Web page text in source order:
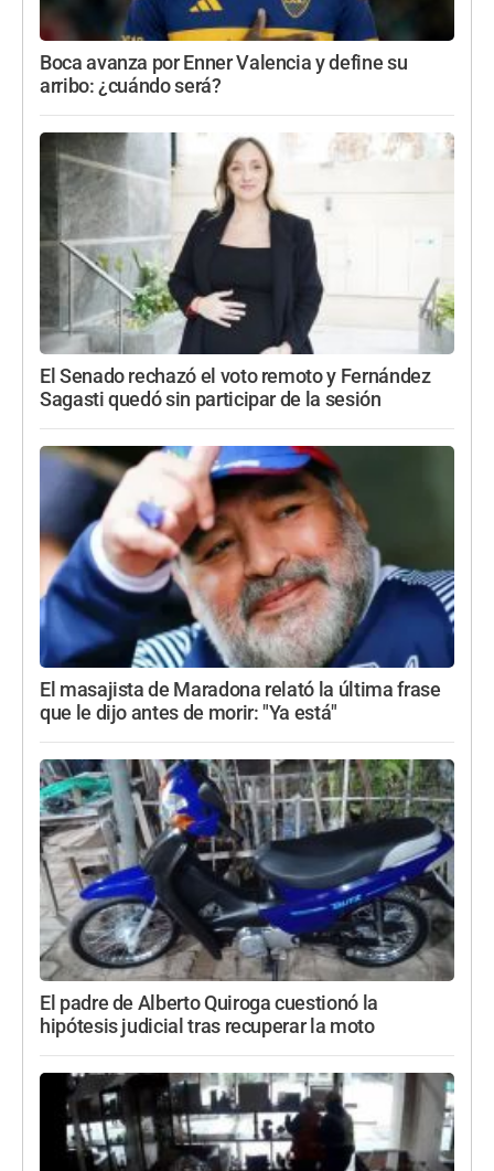
Boca avanza por Enner Valencia y define su
arribo: ¿cuándo será?
El Senado rechazó el voto remoto y Fernández
Sagasti quedó sin participar de la sesión
El masajista de Maradona relató la última frase
que le dijo antes de morir: "Ya está"
El padre de Alberto Quiroga cuestionó la
hipótesis judicial tras recuperar la moto